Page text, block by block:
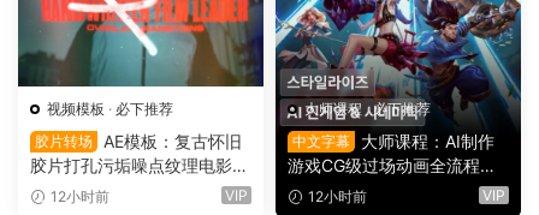
视频模板 · 必下推荐
胶片转场
AE模板：复古怀旧
胶片打孔污垢噪点纹理电影帧
叠加电影短片剪辑转场过渡
12小时前 VIP
大师课程 ·必下推荐
中文字幕
大师课程：AI制作
游戏CG级过场动画全流程视
频课程 中文字幕（16149）
12小时前 VIP